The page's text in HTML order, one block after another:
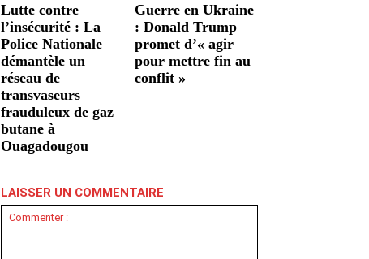
Lutte contre
l’insécurité : La
Police Nationale
démantèle un
réseau de
transvaseurs
frauduleux de gaz
butane à
Ouagadougou
Guerre en Ukraine
: Donald Trump
promet d’« agir
pour mettre fin au
conflit »
LAISSER UN COMMENTAIRE